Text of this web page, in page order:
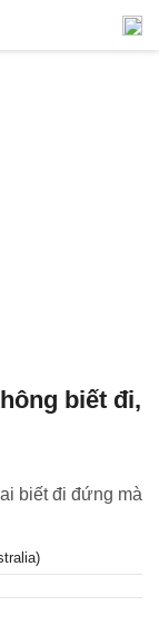
biết đi,
biết đi đứng mà